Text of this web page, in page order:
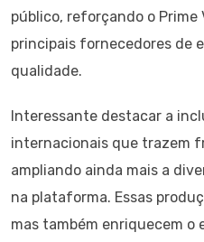
público, reforçando o Prime
principais fornecedores de
qualidade.
Interessante destacar a
internacionais que trazem
ampliando ainda mais a
na plataforma. Essas
mas também enriquecem o